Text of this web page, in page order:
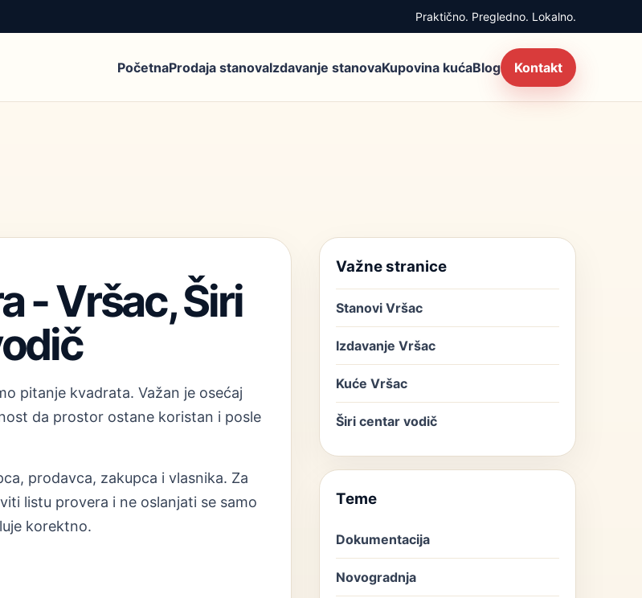
Praktično. Pregledno. Lokalno.
PočetnaProdaja stanovaIzdavanje stanovaKupovina kućaBlog Kontakt
- Vršac, Širi
pitanje kvadrata. Važan je osećaj
da prostor ostane koristan i posle
prodavca, zakupca i vlasnika. Za
listu provera i ne oslanjati se samo
korektno.
Važne stranice
Stanovi Vršac
Izdavanje Vršac
Kuće Vršac
Širi centar vodič
Teme
Dokumentacija
Novogradnja